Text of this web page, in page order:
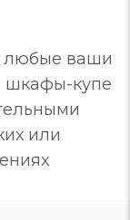
любые ваши
шкафы-купе
или